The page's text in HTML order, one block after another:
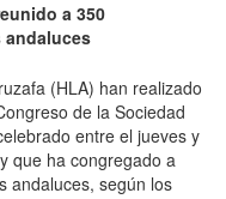
a 350
(HLA) han realizado
de la Sociedad
entre el jueves y
que ha congregado a
andaluces, según los